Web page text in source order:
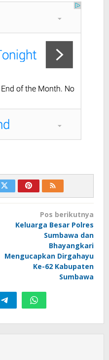
Pos berikutnya
Keluarga Besar Polres
Sumbawa dan
Bhayangkari
Mengucapkan Dirgahayu
Ke-62 Kabupaten
Sumbawa